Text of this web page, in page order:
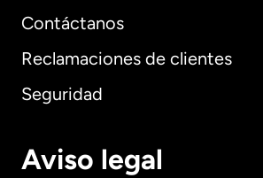
Contáctanos
Reclamaciones de clientes
Seguridad
Aviso legal